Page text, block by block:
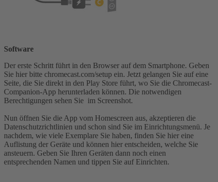
Software
Der erste Schritt führt in den Browser auf dem Smartphone. Geben
Sie hier bitte chromecast.com/setup ein. Jetzt gelangen Sie auf eine
Seite, die Sie direkt in den Play Store führt, wo Sie die Chromecast-
Companion-App herunterladen können. Die notwendigen
Berechtigungen sehen Sie im Screenshot.
Nun öffnen Sie die App vom Homescreen aus, akzeptieren die
Datenschutzrichtlinien und schon sind Sie im Einrichtungsmenü. Je
nachdem, wie viele Exemplare Sie haben, finden Sie hier eine
Auflistung der Geräte und können hier entscheiden, welche Sie
ansteuern. Geben Sie Ihren Geräten dann noch einen
entsprechenden Namen und tippen Sie auf Einrichten.